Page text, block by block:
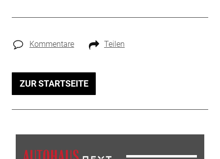
Kommentare Teilen
ZUR STARTSEITE